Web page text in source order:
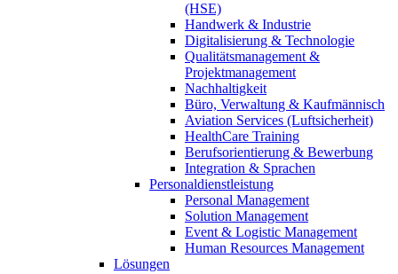
(HSE)
Handwerk & Industrie
Digitalisierung & Technologie
Qualitätsmanagement &
Projektmanagement
Nachhaltigkeit
Büro, Verwaltung & Kaufmännisch
Aviation Services (Luftsicherheit)
HealthCare Training
Berufsorientierung & Bewerbung
Integration & Sprachen
Personaldienstleistung
Personal Management
Solution Management
Event & Logistic Management
Human Resources Management
Lösungen